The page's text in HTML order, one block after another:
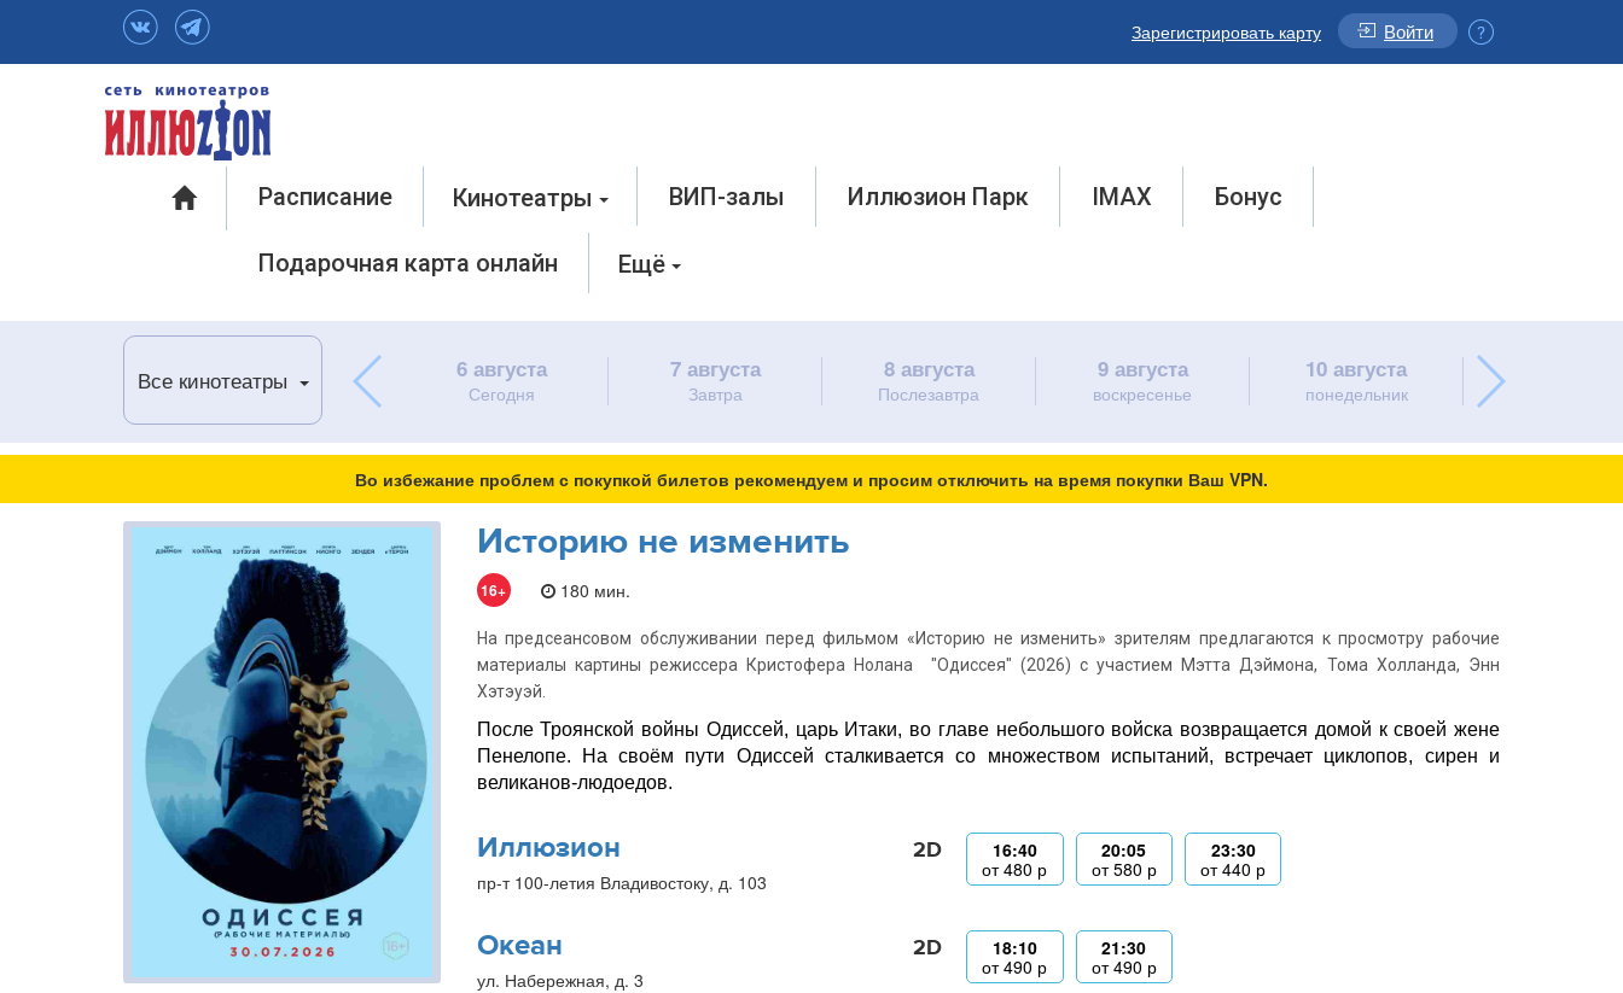
Зарегистрировать карту Войти
Расписание Кинотеатры ВИП-залы Иллюзион Парк IMAX Бонус
Подарочная карта онлайн Ещё
Все кинотеатры 6 августа
Сегодня
7 августа
Завтра
8 августа
Послезавтра
9 августа
воскресенье
10 августа
понедельник
Во избежание проблем с покупкой билетов рекомендуем и просим отключить на время покупки Ваш VPN.
Историю не изменить
16+ 180 мин.
На предсеансовом обслуживании перед фильмом «Историю не изменить» зрителям предлагаются к просмотру рабочие
материалы картины режиссера Кристофера Нолана "Одиссея" (2026) с участием Мэтта Дэймона, Тома Холланда, Энн
Хэтэуэй.
После Троянской войны Одиссей, царь Итаки, во главе небольшого войска возвращается домой к своей жене
Пенелопе. На своём пути Одиссей сталкивается со множеством испытаний, встречает циклопов, сирен и
великанов-людоедов.
Иллюзион
пр-т 100-летия Владивостоку, д. 103
2D
16:40
от480 р
20:05
от580 р
23:30
от440 р
Океан
ул. Набережная, д. 3
2D
18:10
от490 р
21:30
от490 р